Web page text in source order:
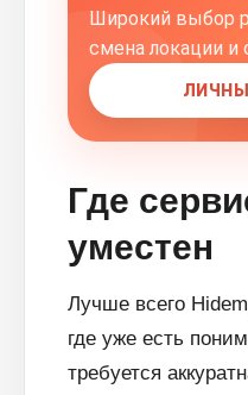
Широкий выбор
смена локации и
Где
уместен
Лучше всего
где уже есть
требуется